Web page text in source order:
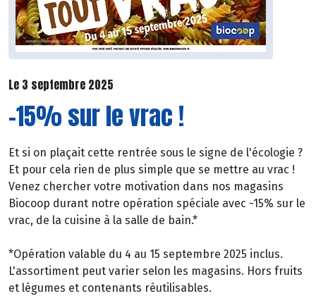
Le 3 septembre 2025
-15% sur le vrac !
Et si on plaçait cette rentrée sous le signe de l'écologie ?
Et pour cela rien de plus simple que se mettre au vrac !
Venez chercher votre motivation dans nos magasins
Biocoop durant notre opération spéciale avec -15% sur le
vrac, de la cuisine à la salle de bain.*
*Opération valable du 4 au 15 septembre 2025 inclus.
L'assortiment peut varier selon les magasins. Hors fruits
et légumes et contenants réutilisables.